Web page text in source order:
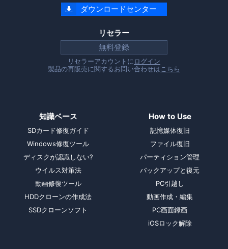
 ダウンロードセンター
リセラー
無料登録
リセラーアカウントにログイン
製品の再販売に関するお問い合わせはこちら
知識ベース
SDカード修復ガイド
Windows修復ツール
ディスクが認識しない?
ウイルス対策法
動画修復ツール
HDDクローンの作成法
SSDクローンソフト
How to Use
記憶媒体復旧
ファイル復旧
パーティション管理
バックアップと復元
PC引越し
動画作成・編集
PC画面録画
iOSロック解除